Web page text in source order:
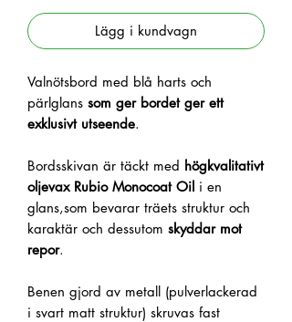
Lägg i kundvagn
Valnötsbord med blå harts och
pärlglans som ger bordet ger ett
exklusivt utseende.
Bordsskivan är täckt med högkvalitativt
oljevax Rubio Monocoat Oil i en
glans,som bevarar träets struktur och
karaktär och dessutom skyddar mot
repor.
Benen gjord av metall (pulverlackerad
i svart matt struktur) skruvas fast